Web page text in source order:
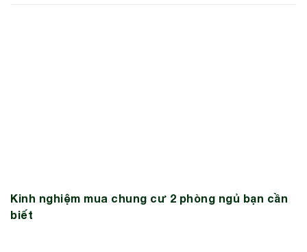
Kinh nghiệm mua chung cư 2 phòng ngủ bạn cần
biết